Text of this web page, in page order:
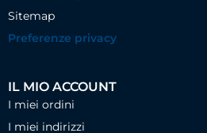
Sitemap
Preferenze privacy
IL MIO ACCOUNT
I miei ordini
I miei indirizzi